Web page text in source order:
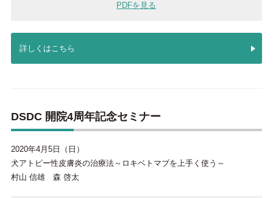
PDFを見る
詳しくはこちら
DSDC 開院4周年記念セミナー
2020年4月5日（日）
犬アトピー性皮膚炎の治療法～ロキベトマブを上手く使う～
村山 信雄 森 啓太